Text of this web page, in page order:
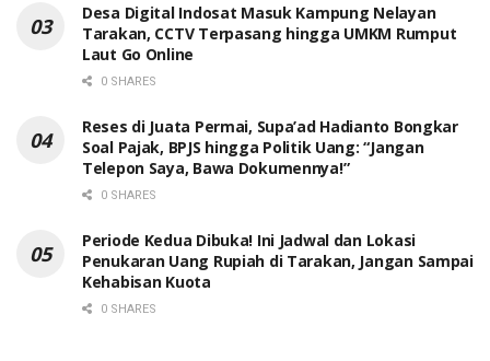
Desa Digital Indosat Masuk Kampung Nelayan
Tarakan, CCTV Terpasang hingga UMKM Rumput
Laut Go Online
0 SHARES
Reses di Juata Permai, Supa’ad Hadianto Bongkar
Soal Pajak, BPJS hingga Politik Uang: “Jangan
Telepon Saya, Bawa Dokumennya!”
0 SHARES
Periode Kedua Dibuka! Ini Jadwal dan Lokasi
Penukaran Uang Rupiah di Tarakan, Jangan Sampai
Kehabisan Kuota
0 SHARES